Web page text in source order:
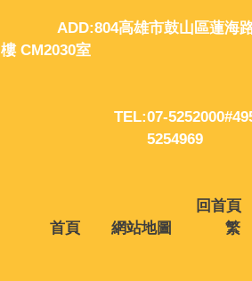
ADD:804高雄市鼓山區蓮海路
樓
TEL:07-
5254969
回首頁
首頁
網站地圖 繁